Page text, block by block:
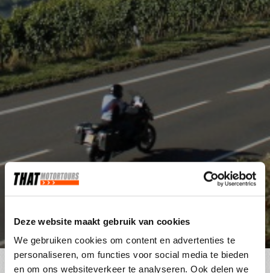
Deze website maakt gebruik van cookies
We gebruiken cookies om content en advertenties te
personaliseren, om functies voor social media te bieden
en om ons websiteverkeer te analyseren. Ook delen we
3 dagen Eifel